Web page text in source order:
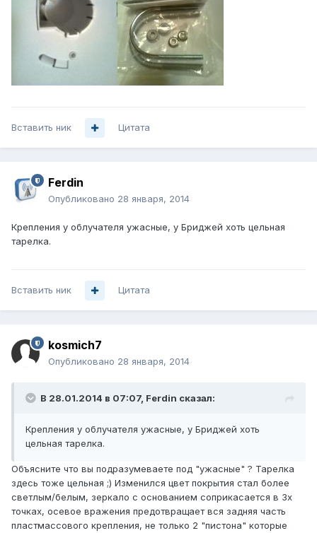
Вставить ник Цитата
Ferdin
Опубликовано 28 января, 2014
Крепления у облучателя ужасные, у Бриджей хоть цельная
тарелка.
Вставить ник Цитата
kosmich7
Опубликовано 28 января, 2014
В 28.01.2014 в 07:07, Ferdin сказал:
Крепления у облучателя ужасные, у Бриджей хоть
цельная тарелка.
Объясните что вы подразумеваете под "ужасные" ? Тарелка
здесь тоже цельная ;) Изменился цвет покрытия стал более
светлым/белым, зеркало с основанием соприкасается в 3х
точках, осевое вражения предотвращает вся задняя часть
пластмассового крепления, не только 2 "пистона" которые